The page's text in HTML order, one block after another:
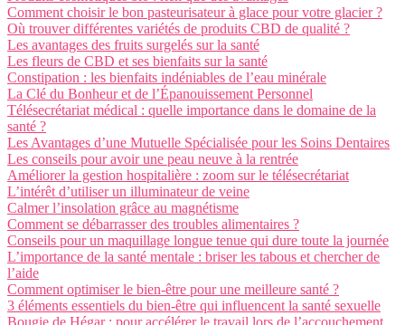
Comment choisir le bon pasteurisateur à glace pour votre glacier ?
Où trouver différentes variétés de produits CBD de qualité ?
Les avantages des fruits surgelés sur la santé
Les fleurs de CBD et ses bienfaits sur la santé
Constipation : les bienfaits indéniables de l’eau minérale
La Clé du Bonheur et de l’Épanouissement Personnel
Télésecrétariat médical : quelle importance dans le domaine de la
santé ?
Les Avantages d’une Mutuelle Spécialisée pour les Soins Dentaires
Les conseils pour avoir une peau neuve à la rentrée
Améliorer la gestion hospitalière : zoom sur le télésecrétariat
L’intérêt d’utiliser un illuminateur de veine
Calmer l’insolation grâce au magnétisme
Comment se débarrasser des troubles alimentaires ?
Conseils pour un maquillage longue tenue qui dure toute la journée
L’importance de la santé mentale : briser les tabous et chercher de
l’aide
Comment optimiser le bien-être pour une meilleure santé ?
3 éléments essentiels du bien-être qui influencent la santé sexuelle
Bougie de Hégar : pour accélérer le travail lors de l’accouchement